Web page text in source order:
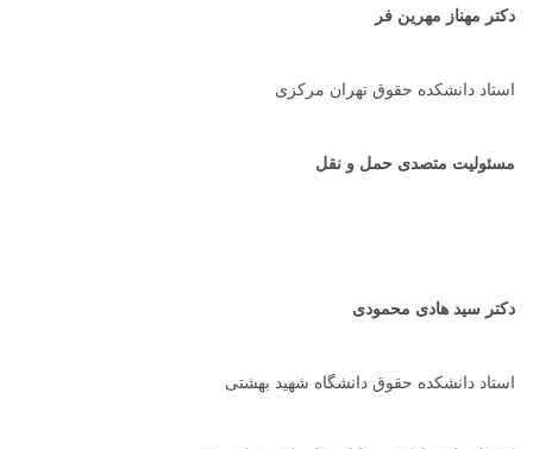
دکتر مهناز مهرین فر
استاد دانشکده حقوق تهران مرکزی
مسئولیت متصدی حمل و نقل
دکتر سید هادی محمودی
استاد دانشکده حقوق دانشگاه شهید بهشتی